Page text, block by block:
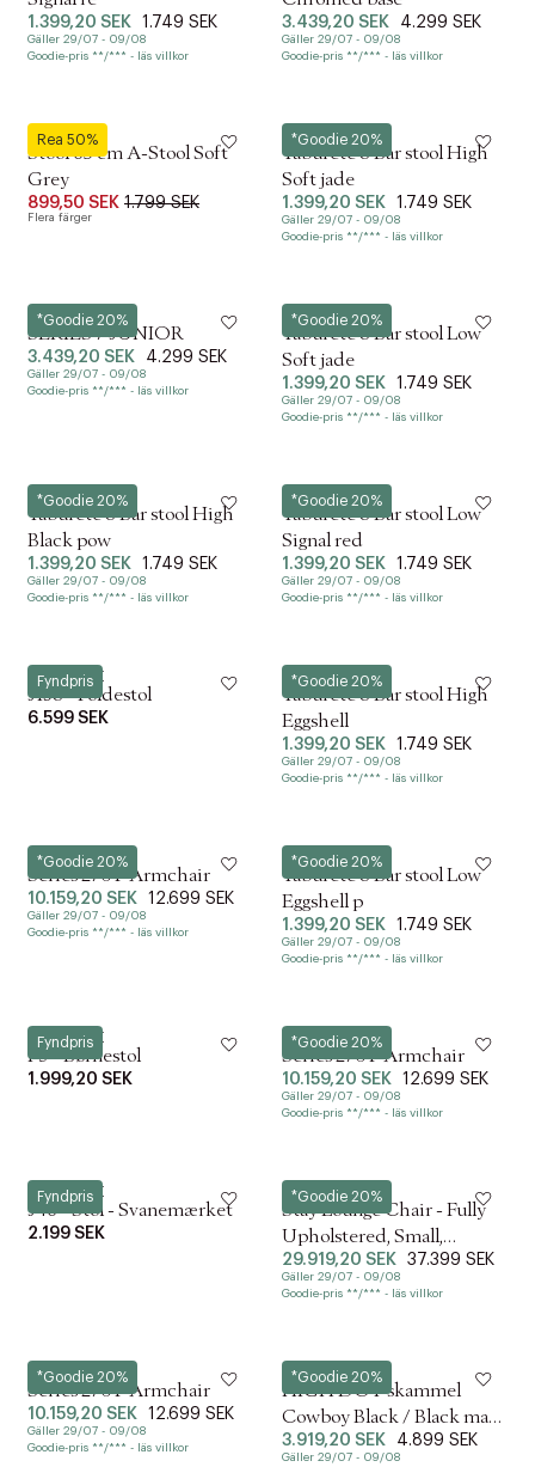
1.399,20 SEK 1.749 SEK
Gäller 29/07 - 09/08
Goodie-pris **/*** - läs villkor
3.439,20 SEK 4.299 SEK
Gäller 29/07 - 09/08
Goodie-pris **/*** - läs villkor
Rea 50%
Zone
Stool 65 cm A-Stool Soft
Grey
899,50 SEK 1.799 SEK
Flera färger
*Goodie 20%
Hay
Taburete 8 Bar stool High
Soft jade
1.399,20 SEK 1.749 SEK
Gäller 29/07 - 09/08
Goodie-pris **/*** - läs villkor
*Goodie 20%
Fritz Hansen
SERIES 7 JUNIOR
3.439,20 SEK 4.299 SEK
Gäller 29/07 - 09/08
Goodie-pris **/*** - läs villkor
*Goodie 20%
Hay
Taburete 8 Bar stool Low
Soft jade
1.399,20 SEK 1.749 SEK
Gäller 29/07 - 09/08
Goodie-pris **/*** - läs villkor
*Goodie 20%
Hay
Taburete 8 Bar stool High
Black pow
1.399,20 SEK 1.749 SEK
Gäller 29/07 - 09/08
Goodie-pris **/*** - läs villkor
*Goodie 20%
Hay
Taburete 8 Bar stool Low
Signal red
1.399,20 SEK 1.749 SEK
Gäller 29/07 - 09/08
Goodie-pris **/*** - läs villkor
Fyndpris
FDB Møbler
J138 - Foldestol
6.599 SEK
*Goodie 20%
Hay
Taburete 8 Bar stool High
Eggshell
1.399,20 SEK 1.749 SEK
Gäller 29/07 - 09/08
Goodie-pris **/*** - läs villkor
*Goodie 20%
Verpan
Series 270 F Armchair
10.159,20 SEK 12.699 SEK
Gäller 29/07 - 09/08
Goodie-pris **/*** - läs villkor
*Goodie 20%
Hay
Taburete 8 Bar stool Low
Eggshell p
1.399,20 SEK 1.749 SEK
Gäller 29/07 - 09/08
Goodie-pris **/*** - läs villkor
Fyndpris
FDB Møbler
P9 - Børnestol
1.999,20 SEK
*Goodie 20%
Verpan
Series 270 F Armchair
10.159,20 SEK 12.699 SEK
Gäller 29/07 - 09/08
Goodie-pris **/*** - läs villkor
Fyndpris
FDB Møbler
J46 - Stol - Svanemærket
2.199 SEK
*Goodie 20%
Gubi
Stay Lounge Chair - Fully
Upholstered, Small,
Wooden legs (Base: Oak S
29.919,20 SEK 37.399 SEK
Gäller 29/07 - 09/08
Goodie-pris **/*** - läs villkor
*Goodie 20%
Verpan
Series 270 F Armchair
10.159,20 SEK 12.699 SEK
Gäller 29/07 - 09/08
Goodie-pris **/*** - läs villkor
*Goodie 20%
Fritz Hansen
HIGH DOT skammel
Cowboy Black / Black mat
lacquered base
3.919,20 SEK 4.899 SEK
Gäller 29/07 - 09/08